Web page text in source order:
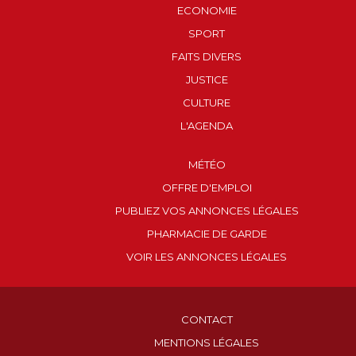
ECONOMIE
SPORT
FAITS DIVERS
JUSTICE
CULTURE
L'AGENDA
MÉTÉO
OFFRE D'EMPLOI
PUBLIEZ VOS ANNONCES LÉGALES
PHARMACIE DE GARDE
VOIR LES ANNONCES LÉGALES
CONTACT
MENTIONS LÉGALES